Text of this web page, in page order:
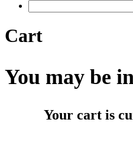
Cart
You may be
Your cart is